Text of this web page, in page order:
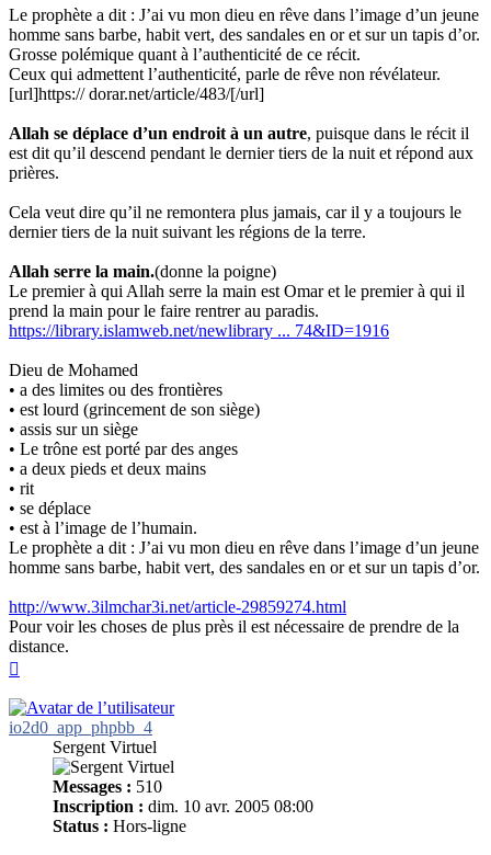
Le prophète a dit : J’ai vu mon dieu en rêve dans l’image d’un jeune
homme sans barbe, habit vert, des sandales en or et sur un tapis d’or.
Grosse polémique quant à l’authenticité de ce récit.
Ceux qui admettent l’authenticité, parle de rêve non révélateur.
[url]https:// dorar.net/article/483/[/url]
Allah se déplace d’un endroit à un autre, puisque dans le récit il
est dit qu’il descend pendant le dernier tiers de la nuit et répond aux
prières.
Cela veut dire qu’il ne remontera plus jamais, car il y a toujours le
dernier tiers de la nuit suivant les régions de la terre.
Allah serre la main.(donne la poigne)
Le premier à qui Allah serre la main est Omar et le premier à qui il
prend la main pour le faire rentrer au paradis.
https://library.islamweb.net/newlibrary ... 74&ID=1916
Dieu de Mohamed
• a des limites ou des frontières
• est lourd (grincement de son siège)
• assis sur un siège
• Le trône est porté par des anges
• a deux pieds et deux mains
• rit
• se déplace
• est à l’image de l’humain.
Le prophète a dit : J’ai vu mon dieu en rêve dans l’image d’un jeune
homme sans barbe, habit vert, des sandales en or et sur un tapis d’or.
http://www.3ilmchar3i.net/article-29859274.html
Pour voir les choses de plus près il est nécessaire de prendre de la
distance.
io2d0_app_phpbb_4
Sergent Virtuel
Messages : 510
Inscription : dim. 10 avr. 2005 08:00
Status : Hors-ligne